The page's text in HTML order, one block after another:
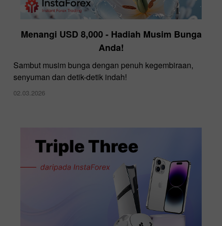
Menangi USD 8,000 - Hadiah Musim Bunga
Anda!
Sambut musim bunga dengan penuh kegembiraan,
senyuman dan detik-detik indah!
02.03.2026